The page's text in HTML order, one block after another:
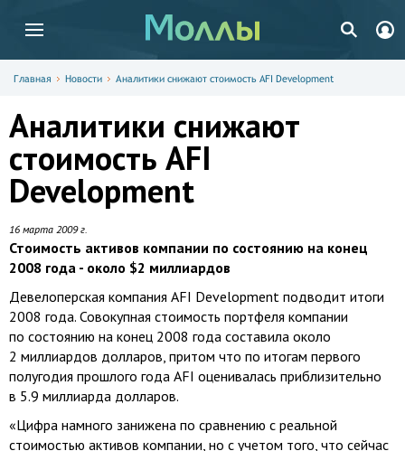
Главная Новости Аналитики снижают стоимость AFI Development
Аналитики снижают
стоимость AFI
Development
16 марта 2009 г.
Стоимость активов компании по состоянию на конец
2008 года - около $2 миллиардов
Девелоперская компания AFI Development подводит итоги
2008 года. Совокупная стоимость портфеля компании
по состоянию на конец 2008 года составила около
2 миллиардов долларов, притом что по итогам первого
полугодия прошлого года AFI оценивалась приблизительно
в 5.9 миллиарда долларов.
«Цифра намного занижена по сравнению с реальной
стоимостью активов компании, но с учетом того, что сейчас